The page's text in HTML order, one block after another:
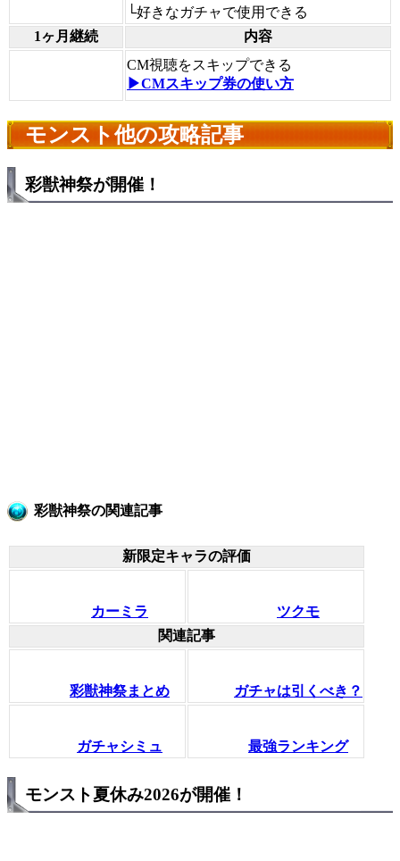
└好きなガチャで使用できる
1ヶ月継続
内容
CM視聴をスキップできる
▶CMスキップ券の使い方
モンスト他の攻略記事
彩獣神祭が開催！
彩獣神祭の関連記事
新限定キャラの評価
カーミラ
ツクモ
関連記事
彩獣神祭まとめ ガチャは引くべき？
ガチャシミュ 最強ランキング
モンスト夏休み2026が開催！